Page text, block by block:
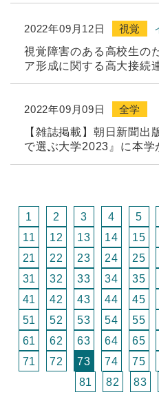
2022年09月12日 視覚
視覚障害のある高校生の
ア形成に関する高大接続
2022年09月09日
全学
【雑誌掲載】朝日新聞出
で選ぶ大学2023』に本学
1 2 3 4 5
11
12 13 14 15
21
22 23 24 25
31
32 33 34 35
41
42 43 44 45
51
52 53 54 55
61
62 63 64 65
71
72 73 74 75
81
82 83